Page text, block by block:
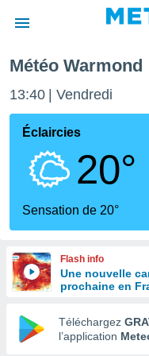
de
en
Météo Warmond
13:40 Vendredi
Éclaircies
20°
Sensation de 20°
Flash info
Une nouvelle
prochaine en
Téléchargez
l’application